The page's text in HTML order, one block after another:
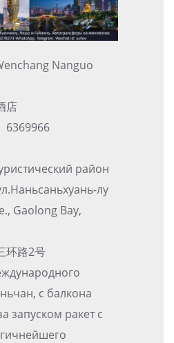
Nanguo
店
6369966
район
лу
Gaolong Bay,
环路2号
с балкона
запуском ракет с